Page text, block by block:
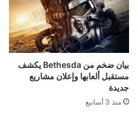
بيان ضخم من Bethesda يكشف
مستقبل ألعابها وإعلان مشاريع
جديدة
منذ 3 أسابيع